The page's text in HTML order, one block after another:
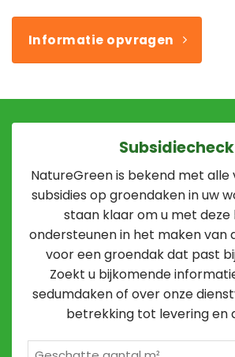
Informatie opvragen
Subsidiecheck
NatureGreen is bekend met
subsidies op groendaken in uw
staan klaar om u met deze
ondersteunen in het maken van
voor een groendak dat past
Zoekt u bijkomende
sedumdaken of over onze
betrekking tot levering en